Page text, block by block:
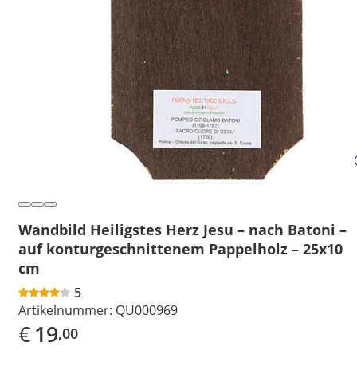
Wandbild Heiligstes Herz Jesu – nach Batoni –
auf konturgeschnittenem Pappelholz – 25x10
cm
5
Artikelnummer: QU000969
€19,00